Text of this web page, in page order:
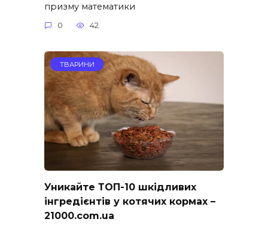
призму математики
0 42
ТВАРИНИ
Уникайте ТОП-10 шкідливих
інгредієнтів у котячих кормах –
21000.com.ua